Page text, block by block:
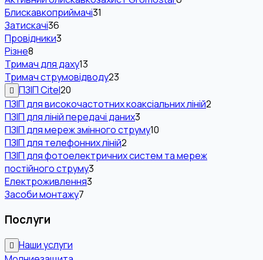
Блискавкоприймачі31
Затискачі36
Провідники3
Різне8
Тримач для даху13
Тримач струмовідводу23
ПЗІП Citel20
ПЗІП для високочастотних коаксіальних ліній2
ПЗІП для ліній передачі даних3
ПЗІП для мереж змінного струму10
ПЗІП для телефонних ліній2
ПЗІП для фотоелектричних систем та мереж
постійного струму3
Електроживлення3
Засоби монтажу7
Послуги
Наши услуги